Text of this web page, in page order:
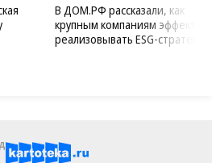
В ДОМ.РФ рассказали, как
крупным компаниям
реализовывать ESG-стратегию